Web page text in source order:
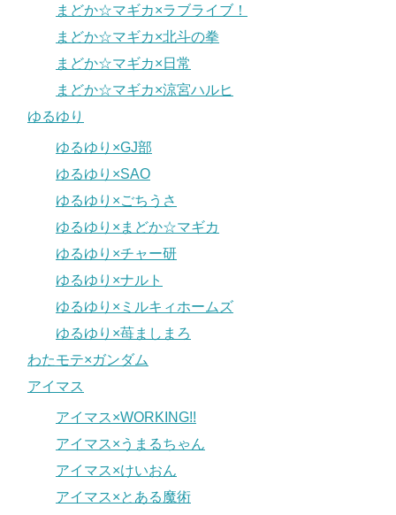
まどか☆マギカ×ラブライブ！
まどか☆マギカ×北斗の拳
まどか☆マギカ×日常
まどか☆マギカ×涼宮ハルヒ
ゆるゆり
ゆるゆり×GJ部
ゆるゆり×SAO
ゆるゆり×ごちうさ
ゆるゆり×まどか☆マギカ
ゆるゆり×チャー研
ゆるゆり×ナルト
ゆるゆり×ミルキィホームズ
ゆるゆり×苺ましまろ
わたモテ×ガンダム
アイマス
アイマス×WORKING!!
アイマス×うまるちゃん
アイマス×けいおん
アイマス×とある魔術